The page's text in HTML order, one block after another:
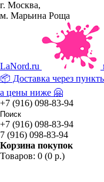
г. Москва,
м. Марьина Роща
LaNord.ru
📦 Доставка через
а цены ниже 🤗
+7 (916) 098-83-94
+7 (916) 098-83-94
7 (916) 098-83-94
Корзина покупок
Товаров: 0 (0 р.)